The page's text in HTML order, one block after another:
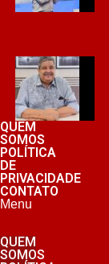
QUEM
SOMOS
POLÍTICA
DE
PRIVACIDADE
CONTATO
Menu
QUEM
SOMOS